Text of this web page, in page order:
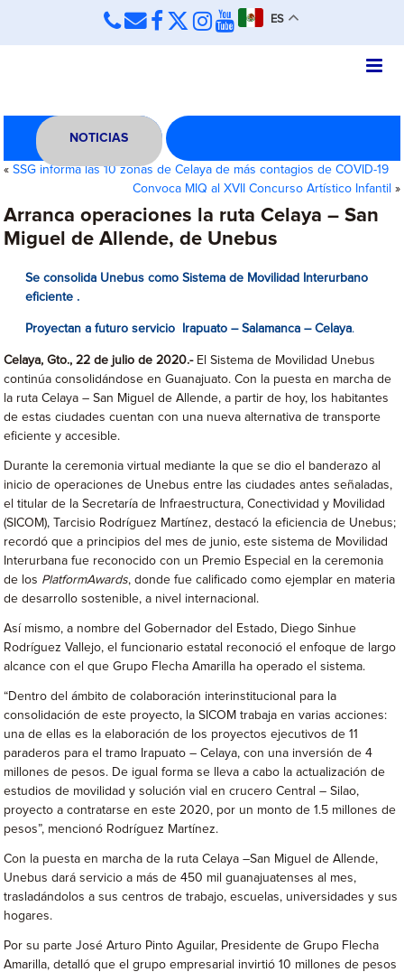
ES
NOTICIAS
«SSG informa las 10 zonas de Celaya de más contagios de COVID-19
Convoca MIQ al XVII Concurso Artístico Infantil »
Arranca operaciones la ruta Celaya – San
Miguel de Allende, de Unebus
Se consolida Unebus como Sistema de Movilidad Interurbano
eficiente .
Proyectan a futuro servicio Irapuato – Salamanca – Celaya.
Celaya, Gto., 22 de julio de 2020.-El Sistema de Movilidad Unebus
continúa consolidándose en Guanajuato. Con la puesta en marcha de
la ruta Celaya – San Miguel de Allende, a partir de hoy, los habitantes
de estas ciudades cuentan con una nueva alternativa de transporte
eficiente y accesible.
Durante la ceremonia virtual mediante la que se dio el banderazo al
inicio de operaciones de Unebus entre las ciudades antes señaladas,
el titular de la Secretaría de Infraestructura, Conectividad y Movilidad
(SICOM), Tarcisio Rodríguez Martínez, destacó la eficiencia de Unebus;
recordó que a principios del mes de junio, este sistema de Movilidad
Interurbana fue reconocido con un Premio Especial en la ceremonia
de los PlatformAwards, donde fue calificado como ejemplar en materia
de desarrollo sostenible, a nivel internacional.
Así mismo, a nombre del Gobernador del Estado, Diego Sinhue
Rodríguez Vallejo, el funcionario estatal reconoció el enfoque de largo
alcance con el que Grupo Flecha Amarilla ha operado el sistema.
“Dentro del ámbito de colaboración interinstitucional para la
consolidación de este proyecto, la SICOM trabaja en varias acciones:
una de ellas es la elaboración de los proyectos ejecutivos de 11
paraderos para el tramo Irapuato – Celaya, con una inversión de 4
millones de pesos. De igual forma se lleva a cabo la actualización de
estudios de movilidad y solución vial en crucero Central – Silao,
proyecto a contratarse en este 2020, por un monto de 1.5 millones de
pesos”, mencionó Rodríguez Martínez.
Con la puesta en marcha de la ruta Celaya –San Miguel de Allende,
Unebus dará servicio a más de 450 mil guanajuatenses al mes,
trasladándolos a sus centros de trabajo, escuelas, universidades y sus
hogares.
Por su parte José Arturo Pinto Aguilar, Presidente de Grupo Flecha
Amarilla, detalló que el grupo empresarial invirtió 10 millones de pesos